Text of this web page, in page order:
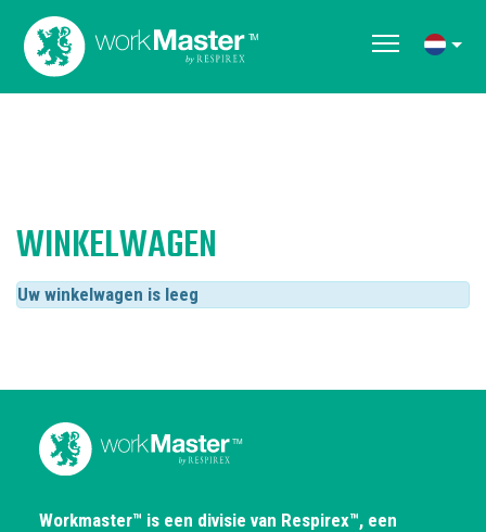
WINKELWAGEN
Uw winkelwagen is leeg
Workmaster™ is een divisie van Respirex™, een